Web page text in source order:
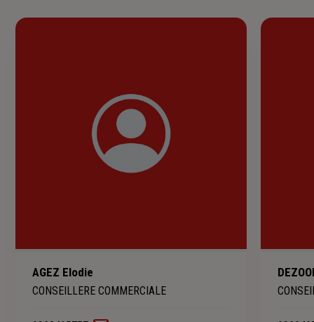
AGEZ Elodie
CONSEILLERE COMMERCIALE